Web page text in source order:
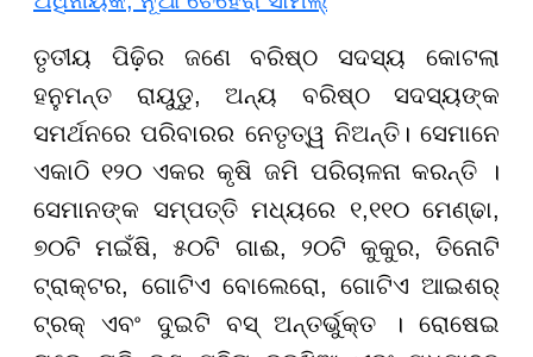
ତୃତୀୟ ପିଢ଼ିର ଜଣେ ବରିଷ୍ଠ ସଦସ୍ୟ କୋଟଲା
ହନୁମନ୍ତ ରାୟୁଡୁ, ଅନ୍ୟ ବରିଷ୍ଠ ସଦସ୍ୟଙ୍କ
ସମର୍ଥନରେ ପରିବାରର ନେତୃତ୍ୱ ନିଅନ୍ତି। ସେମାନେ
ଏକାଠି ୧୨୦ ଏକର କୃଷି ଜମି ପରିଚାଳନା କରନ୍ତି ।
ସେମାନଙ୍କ ସମ୍ପତ୍ତି ମଧ୍ୟରେ ୧,୧୧୦ ମେଣ୍ଢା,
୭୦ଟି ମଇଁଷି, ୫୦ଟି ଗାଈ, ୨୦ଟି କୁକୁର, ତିନୋଟି
ଟ୍ରାକ୍ଟର, ଗୋଟିଏ ବୋଲେରୋ, ଗୋଟିଏ ଆଇଶର୍
ଟ୍ରକ୍ ଏବଂ ଦୁଇଟି ବସ୍ ଅନ୍ତର୍ଭୁକ୍ତ । ରୋଷେଇ